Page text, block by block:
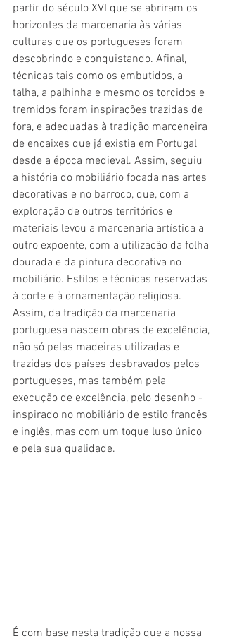
partir do século XVI que se abriram os
horizontes da marcenaria às várias
culturas que os portugueses foram
descobrindo e conquistando. Afinal,
técnicas tais como os embutidos, a
talha, a palhinha e mesmo os torcidos e
tremidos foram inspirações trazidas de
fora, e adequadas à tradição marceneira
de encaixes que já existia em Portugal
desde a época medieval. Assim, seguiu
a história do mobiliário focada nas artes
decorativas e no barroco, que, com a
exploração de outros territórios e
materiais levou a marcenaria artística a
outro expoente, com a utilização da folha
dourada e da pintura decorativa no
mobiliário. Estilos e técnicas reservadas
à corte e à ornamentação religiosa.
Assim, da tradição da marcenaria
portuguesa nascem obras de excelência,
não só pelas madeiras utilizadas e
trazidas dos países desbravados pelos
portugueses, mas também pela
execução de excelência, pelo desenho -
inspirado no mobiliário de estilo francês
e inglês, mas com um toque luso único
e pela sua qualidade.
É com base nesta tradição que a nossa